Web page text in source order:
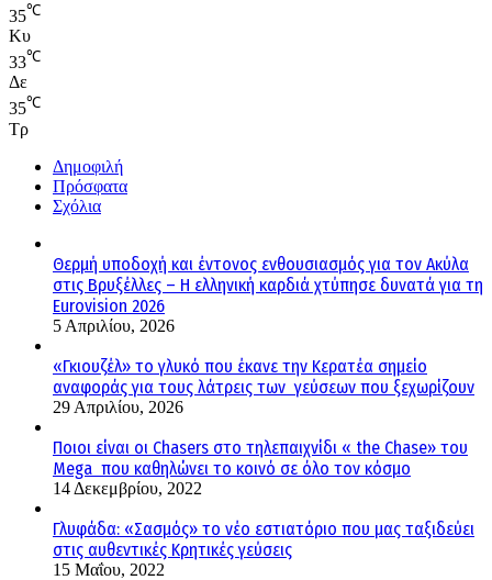
35℃
Κυ
33℃
Δε
35℃
Τρ
Δημοφιλή
Πρόσφατα
Σχόλια
Θερμή υποδοχή και έντονος ενθουσιασμός για τον Ακύλα
στις Βρυξέλλες – Η ελληνική καρδιά χτύπησε δυνατά για τη
Eurovision 2026
5 Απριλίου, 2026
«Γκιουζέλ» το γλυκό που έκανε την Κερατέα σημείο
αναφοράς για τους λάτρεις των γεύσεων που ξεχωρίζουν
29 Απριλίου, 2026
Ποιοι είναι οι Chasers στο τηλεπαιχνίδι « the Chase» του
Mega που καθηλώνει το κοινό σε όλο τον κόσμο
14 Δεκεμβρίου, 2022
Γλυφάδα: «Σασμός» το νέο εστιατόριο που μας ταξιδεύει
στις αυθεντικές Κρητικές γεύσεις
15 Μαΐου, 2022